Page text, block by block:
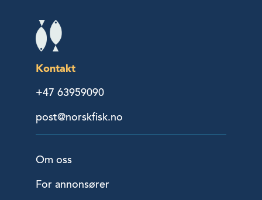
Kontakt
+47 63959090
post@norskfisk.no
Om oss
For annonsører